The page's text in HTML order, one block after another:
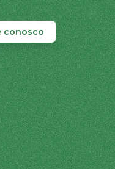
conosco